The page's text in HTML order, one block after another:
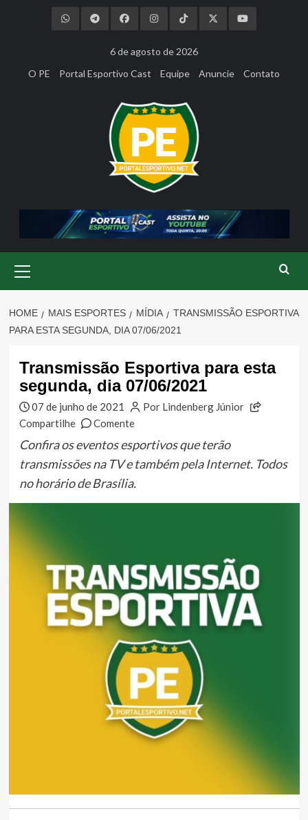
6 de agosto de 2026
O PE
Portal Esportivo Cast Equipe Anuncie Contato
Menu
HOME MAIS ESPORTES MÍDIA
TRANSMISSÃO ESPORTIVA
PARA ESTA SEGUNDA, DIA 07/06/2021
Transmissão Esportiva para esta
segunda, dia 07/06/2021
07 de junho de 2021
Por Lindenberg Júnior
Compartilhe
Comente
Confira os eventos esportivos que terão
transmissões na TV e também pela Internet. Todos
no horário de Brasília.